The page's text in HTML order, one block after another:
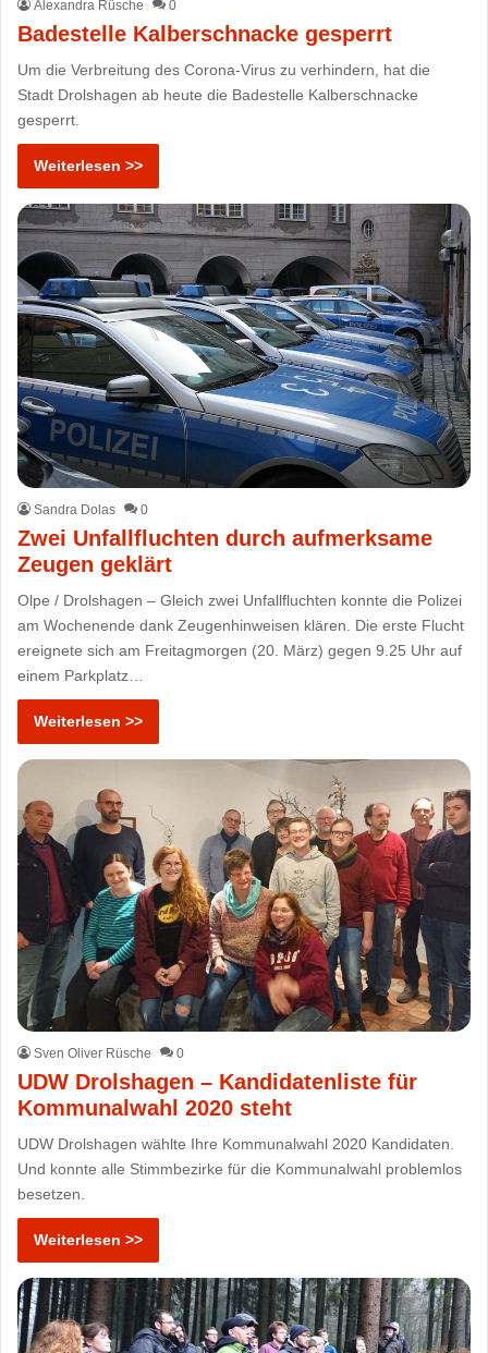
Alexandra Rüsche 0
Badestelle Kalberschnacke gesperrt
Um die Verbreitung des Corona-Virus zu verhindern, hat die
Stadt Drolshagen ab heute die Badestelle Kalberschnacke
gesperrt.
Weiterlesen >>
Sandra Dolas 0
Zwei Unfallfluchten durch aufmerksame
Zeugen geklärt
Olpe / Drolshagen – Gleich zwei Unfallfluchten konnte die Polizei
am Wochenende dank Zeugenhinweisen klären. Die erste Flucht
ereignete sich am Freitagmorgen (20. März) gegen 9.25 Uhr auf
einem Parkplatz…
Weiterlesen >>
Sven Oliver Rüsche 0
UDW Drolshagen – Kandidatenliste für
Kommunalwahl 2020 steht
UDW Drolshagen wählte Ihre Kommunalwahl 2020 Kandidaten.
Und konnte alle Stimmbezirke für die Kommunalwahl problemlos
besetzen.
Weiterlesen >>